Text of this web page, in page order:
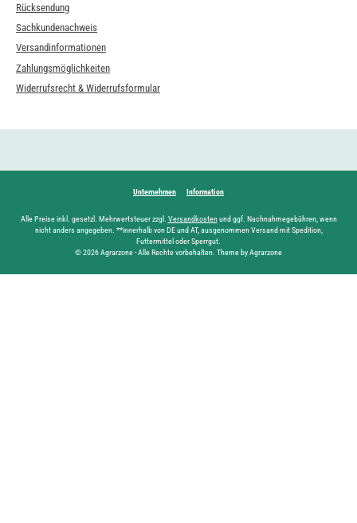
Rücksendung
Sachkundenachweis
Versandinformationen
Zahlungsmöglichkeiten
Widerrufsrecht & Widerrufsformular
Unternehmen Information
Alle Preise inkl. gesetzl. Mehrwertsteuer zzgl. Versandkostenund ggf. Nachnahmegebühren, wenn
nicht anders angegeben. **innerhalb von DE und AT, ausgenommen Versand mit Spedition,
Futtermittel oder Sperrgut.
© 2026 Agrarzone - Alle Rechte vorbehalten. Theme by Agrarzone